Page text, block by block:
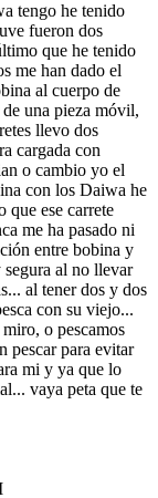
tengo he tenido
fueron dos
que he tenido
me han dado el
al cuerpo de
una pieza móvil,
llevo dos
cargada con
o cambio yo el
con los Daiwa he
que ese carrete
me ha pasado ni
entre bobina y
al no llevar
al tener dos y dos
con su viejo...
o pescamos
pescar para evitar
mi y ya que lo
vaya peta que te